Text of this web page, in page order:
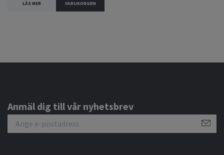
LÄS MER
VARUKORGEN
Anmäl dig till vår nyhetsbrev